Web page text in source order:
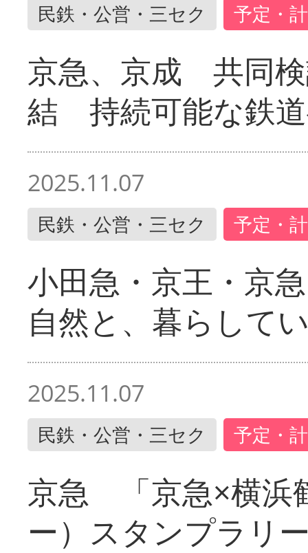
民鉄・公営・三セク 予定・
京急、京成 共同
結 持続可能な鉄
2025.11.07
民鉄・公営・三セク 予定・
小田急・京王・京
自然と、暮らして
2025.11.07
民鉄・公営・三セク 予定・
京急 「京急×横浜
ー）スタンプラリ